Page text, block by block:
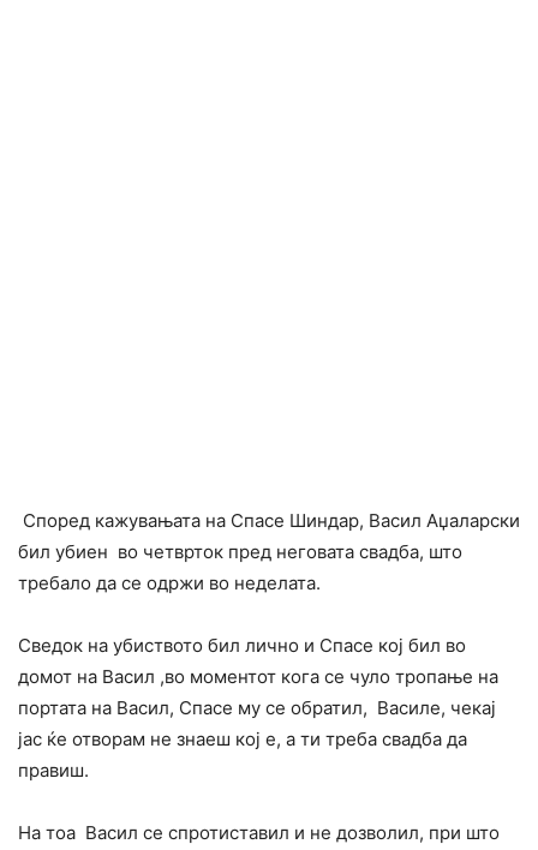
Според кажувањата на Спасе Шиндар, Васил Аџаларски
бил убиен во четврток пред неговата свадба, што
требало да се одржи во неделата.
Сведок на убиството бил лично и Спасе кој бил во
домот на Васил ,во моментот кога се чуло тропање на
портата на Васил, Спасе му се обратил, Василе, чекај
јас ќе отворам не знаеш кој е, а ти треба свадба да
правиш.
На тоа Васил се спротиставил и не дозволил, при што